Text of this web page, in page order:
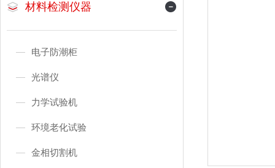
材料检测仪器
电子防潮柜
光谱仪
力学试验机
环境老化试验
金相切割机